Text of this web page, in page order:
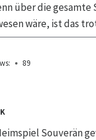
über die
wäre, ist das
89
Souverän